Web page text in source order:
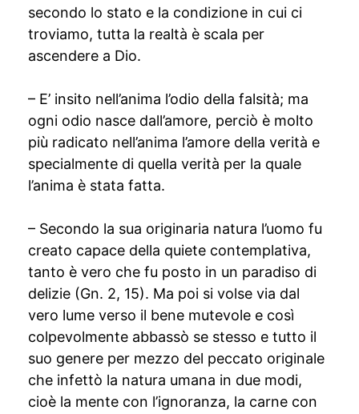
secondo lo stato e la condizione in cui ci
troviamo, tutta la realtà è scala per
ascendere a Dio.
– E’ insito nell’anima l’odio della falsità; ma
ogni odio nasce dall’amore, perciò è molto
più radicato nell’anima l’amore della verità e
specialmente di quella verità per la quale
l’anima è stata fatta.
– Secondo la sua originaria natura l’uomo fu
creato capace della quiete contemplativa,
tanto è vero che fu posto in un paradiso di
delizie (Gn. 2, 15). Ma poi si volse via dal
vero lume verso il bene mutevole e così
colpevolmente abbassò se stesso e tutto il
suo genere per mezzo del peccato originale
che infettò la natura umana in due modi,
cioè la mente con l’ignoranza, la carne con